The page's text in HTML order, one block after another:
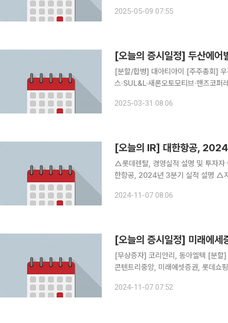
점, 2025년 1분기 경영실적 발표 등
2025-05-09 07:55
[오늘의 증시일정] 두산에어
[분할/합병] 대아티아이 [주주총회] 우
스·SUL&L·새론오토모티브·핸즈코퍼
·GKL·AK홀딩스·휠라홀딩스·국보·화
2025-03-31 08:06
[오늘의 IR] 대한항공,
△롯데렌탈, 경영실적 설명 및 투자
한항공, 2024년 3분기 실적 설명 △
Roadshow) 및 국내 투자자 대상
2024-11-07 08:06
[오늘의 증시일정] 미래에세
[무상증자] 코리안리, 동아엘텍 [분할
콘텐트리중앙, 미래에셋증권, 롯데쇼
쎄이상, 현대에버다임, GS리테일, 현
2024-11-07 07:52